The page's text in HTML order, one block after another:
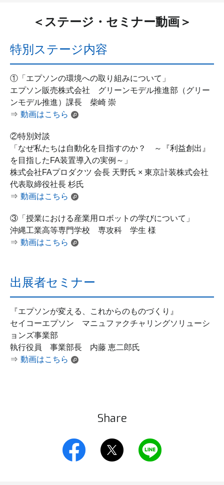
＜ステージ・セミナー動画＞
特別ステージ内容
①「エプソンの環境への取り組みについて」
エプソン販売株式会社 グリーンモデル推進部（グリー
ンモデル推進）課長 柴崎 崇
⇒ 動画はこちら
②特別対談
「なぜ私たちは自動化を目指すのか？ ～『利益創出』
を目指したFA装置導入の実例～」
株式会社FAプロダクツ 会長 天野氏 × 東京計装株式会社
代表取締役社長 杉氏
⇒ 動画はこちら
③「授業における産業用ロボットの学びについて」
沖縄工業高等専門学校 専攻科 学生 様
⇒ 動画はこちら
出展者セミナー
『エプソンが変える、これからのものづくり』
セイコーエプソン マニュファクチャリングソリューシ
ョンズ事業部
執行役員 事業部長 内藤 恵二郎氏
⇒ 動画はこちら
Share